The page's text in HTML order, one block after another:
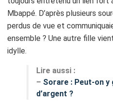
Mbappé. D’après plusieurs
perdus de vue et
ensemble ? Une autre fille
idylle.
Lire aussi :
– Sorare : Peut-on y
d’argent ?